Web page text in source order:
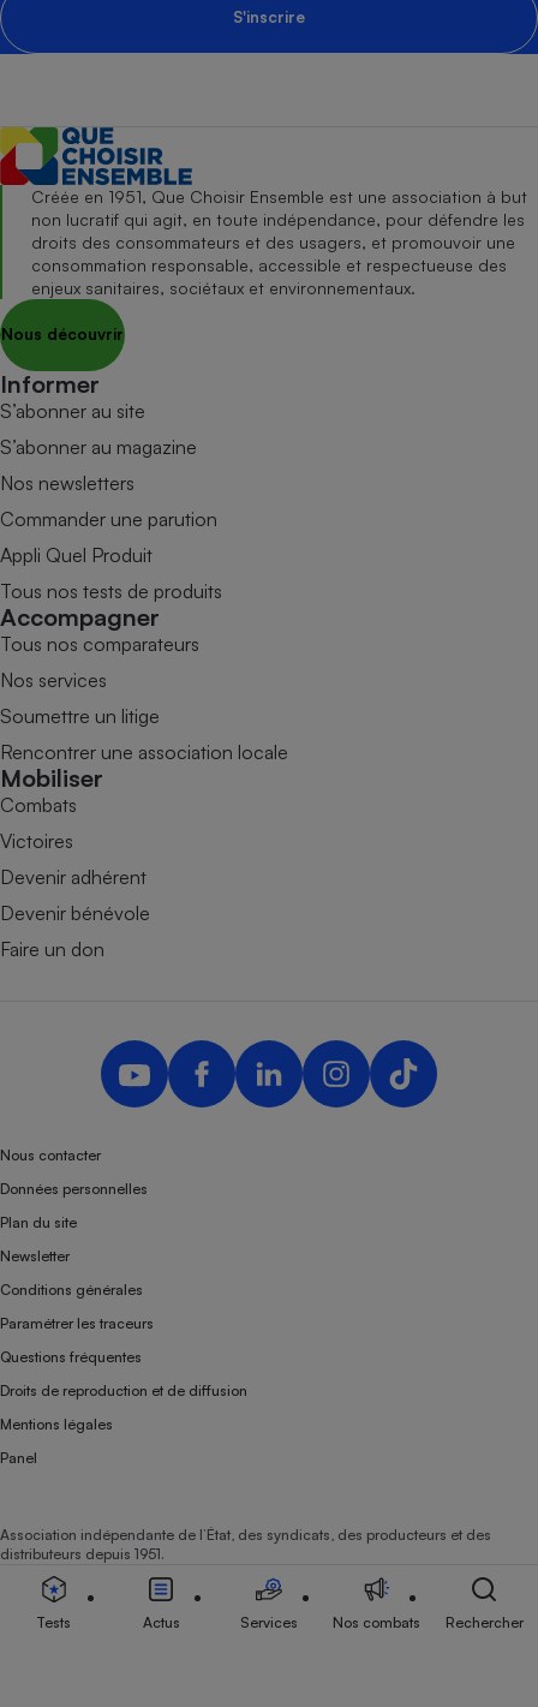
S'inscrire
Créée en 1951, Que Choisir Ensemble est une association à but
non lucratif qui agit, en toute indépendance, pour défendre les
droits des consommateurs et des usagers, et promouvoir une
consommation responsable, accessible et respectueuse des
enjeux sanitaires, sociétaux et environnementaux.
Nous découvrir
Informer
S’abonner au site
S’abonner au magazine
Nos newsletters
Commander une parution
Appli Quel Produit
Tous nos tests de produits
Accompagner
Tous nos comparateurs
Nos services
Soumettre un litige
Rencontrer une association locale
Mobiliser
Combats
Victoires
Devenir adhérent
Devenir bénévole
Faire un don
Nous contacter
Données personnelles
Plan du site
Newsletter
Conditions générales
Paramétrer les traceurs
Questions fréquentes
Droits de reproduction et de diffusion
Mentions légales
Panel
Association indépendante de l’État, des syndicats, des producteurs et des
distributeurs depuis 1951.
Tests Actus Services Nos combats Rechercher